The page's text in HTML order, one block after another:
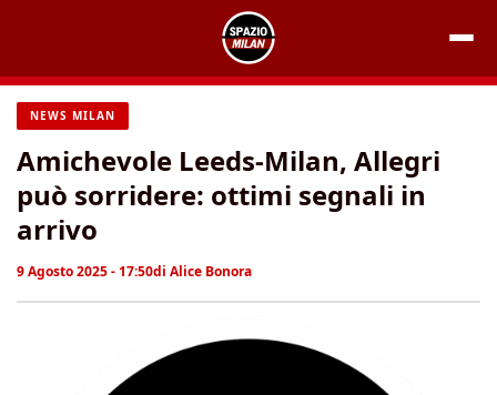
contenuto
NEWS MILAN
Amichevole Leeds-Milan, Allegri
può sorridere: ottimi segnali in
arrivo
9 Agosto 2025 - 17:50di Alice Bonora